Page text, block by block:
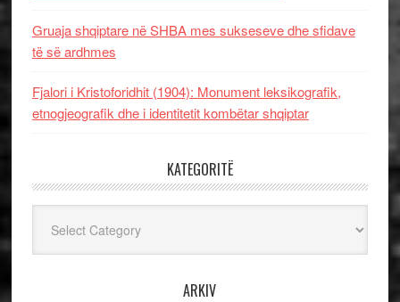
Gruaja shqiptare në SHBA mes sukseseve dhe sfidave
të së ardhmes
Fjalori i Kristoforidhit (1904): Monument leksikografik,
etnogjeografik dhe i identitetit kombëtar shqiptar
KATEGORITË
ARKIV